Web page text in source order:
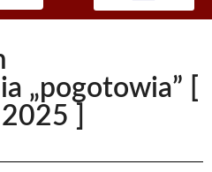
„pogotowia” [
]